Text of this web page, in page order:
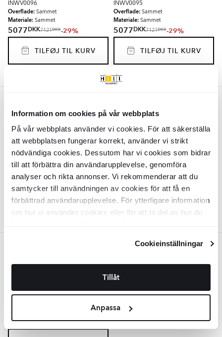
Information om cookies på vår webbplats
På vår webbplats använder vi cookies. För att säkerställa
att webbplatsen fungerar korrekt, använder vi strikt
nödvändiga cookies. Dessutom har vi cookies som bidrar
till att förbättra din användarupplevelse, genomföra
analyser och rikta annonser. Vi rekommenderar att du
samtycker till användningen av cookies för att få en
förbättrad användarupplevelse. För ytterligare information
om hur vi använder cookies eller för att ta del av hur du
Cookieinställningar
Tillåt
Anpassa
INWV0096
Overflade: Sammet
Materiale: Sammet
5077DKK7121DKK-29%
TILFØJ TIL KURV
INWV0095
Overflade: Sammet
Materiale: Sammet
5077DKK7121DKK-29%
TILFØJ TIL KURV
Beige
Werner Voss Lænestol
Champagne Blank
INWV0103
Overflade: Blank
Materiale:Polyester
5077DKK7121 DKK-29%
TILFØJ TIL KURV
INWV0071
5345DKK7498DKK-29%